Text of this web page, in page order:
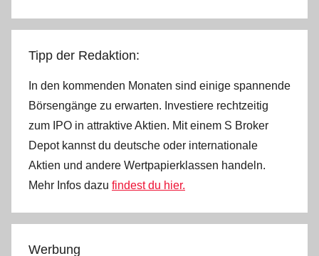
Tipp der Redaktion:
In den kommenden Monaten sind einige spannende
Börsengänge zu erwarten. Investiere rechtzeitig
zum IPO in attraktive Aktien. Mit einem S Broker
Depot kannst du deutsche oder internationale
Aktien und andere Wertpapierklassen handeln.
Mehr Infos dazu findest du hier.
Werbung